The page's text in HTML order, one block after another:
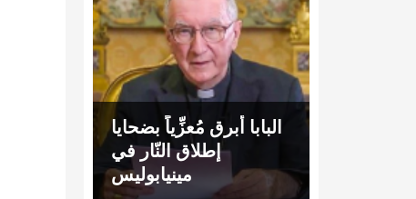
البابا أبرق مُعزِّياً بضحايا
إطلاق النّار في
مينيابوليس